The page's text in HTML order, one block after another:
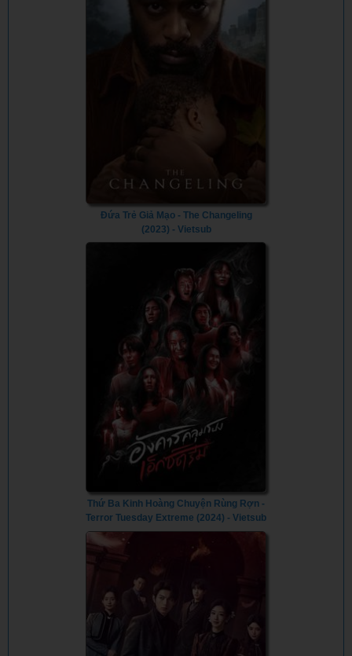
Đứa Trẻ Giả Mạo - The Changeling
(2023) - Vietsub
Thứ Ba Kinh Hoàng Chuyện Rùng Rợn -
Terror Tuesday Extreme (2024) - Vietsub